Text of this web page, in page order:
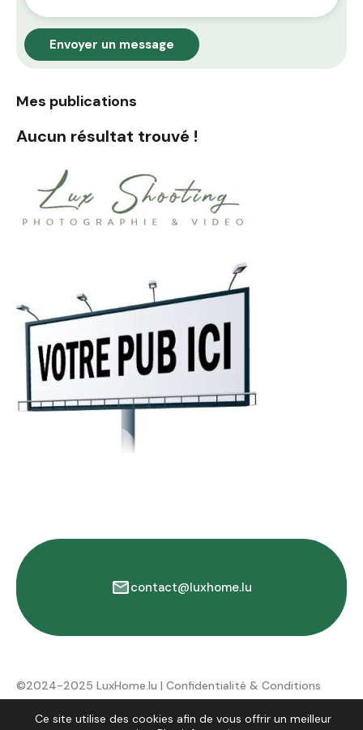
Envoyer un message
Mes publications
Aucun résultat trouvé !
contact@luxhome.lu
©2024-2025 LuxHome.lu | Confidentialité & Conditions
d'utilisation
Ce site utilise des cookies afin de vous offrir un meilleur